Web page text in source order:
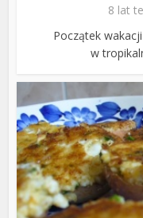
8 lat
Początek
w